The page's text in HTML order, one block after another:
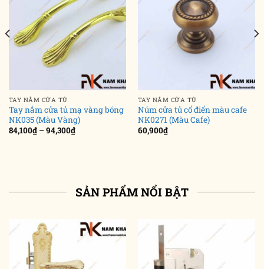
TAY NẮM CỬA TỦ
Tay nắm cửa tủ mạ vàng bóng
NK035 (Màu Vàng)
84,100₫ –94,300₫Khoảng
giá:
TAY NẮM CỬA TỦ
Núm cửa tủ cổ điển màu cafe
NK0271 (Màu Cafe)
60,900₫
SẢN PHẨM NỔI BẬT